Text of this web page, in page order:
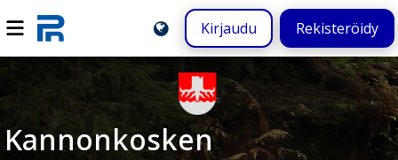
Kirjaudu Rekisteröidy
Kannonkosken